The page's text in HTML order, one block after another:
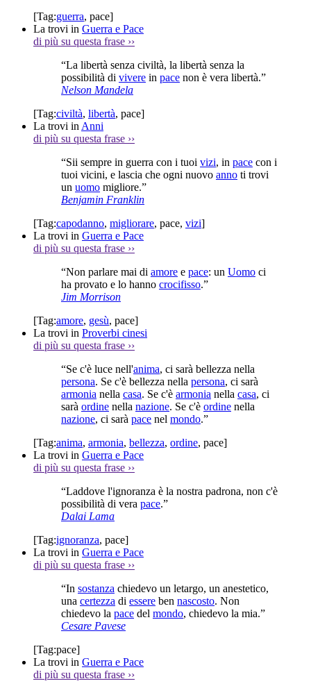
[Tag:guerra, pace]
La trovi in Guerra e Pace
di più su questa frase ››
“La libertà senza civiltà, la libertà senza la
possibilità di vivere in pace non è vera libertà.”
Nelson Mandela
[Tag:civiltà, libertà, pace]
La trovi in Anni
di più su questa frase ››
“Sii sempre in guerra con i tuoi vizi, in pace con i
tuoi vicini, e lascia che ogni nuovo anno ti trovi
un uomo migliore.”
Benjamin Franklin
[Tag:capodanno, migliorare, pace, vizi]
La trovi in Guerra e Pace
di più su questa frase ››
“Non parlare mai di amore e pace: un Uomo ci
ha provato e lo hanno crocifisso.”
Jim Morrison
[Tag:amore, gesù, pace]
La trovi in Proverbi cinesi
di più su questa frase ››
“Se c'è luce nell'anima, ci sarà bellezza nella
persona. Se c'è bellezza nella persona, ci sarà
armonia nella casa. Se c'è armonia nella casa, ci
sarà ordine nella nazione. Se c'è ordine nella
nazione, ci sarà pace nel mondo.”
[Tag:anima, armonia, bellezza, ordine, pace]
La trovi in Guerra e Pace
di più su questa frase ››
“Laddove l'ignoranza è la nostra padrona, non c'è
possibilità di vera pace.”
Dalai Lama
[Tag:ignoranza, pace]
La trovi in Guerra e Pace
di più su questa frase ››
“In sostanza chiedevo un letargo, un anestetico,
una certezza di essere ben nascosto. Non
chiedevo la pace del mondo, chiedevo la mia.”
Cesare Pavese
[Tag:pace]
La trovi in Guerra e Pace
di più su questa frase ››